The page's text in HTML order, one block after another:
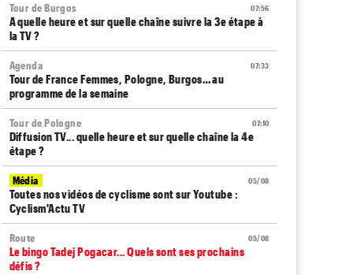
07:56
Tour de Burgos
A quelle heure et sur quelle chaîne suivre la 3e étape à
la TV ?
07:33
Agenda
Tour de France Femmes, Pologne, Burgos… au
programme de la semaine
07:10
Tour de Pologne
Diffusion TV... quelle heure et sur quelle chaîne la 4e
étape ?
05/08
Média
Toutes nos vidéos de cyclisme sont sur Youtube :
Cyclism'Actu TV
05/08
Route
Le bingo Tadej Pogacar... Quels sont ses prochains
défis ?